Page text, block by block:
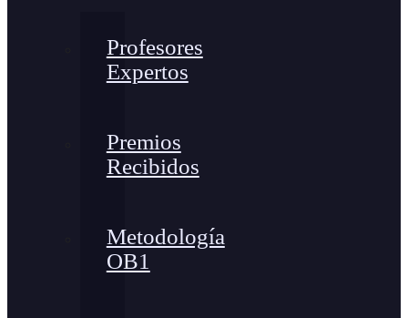
Profesores
Expertos
Premios
Recibidos
Metodología
OB1